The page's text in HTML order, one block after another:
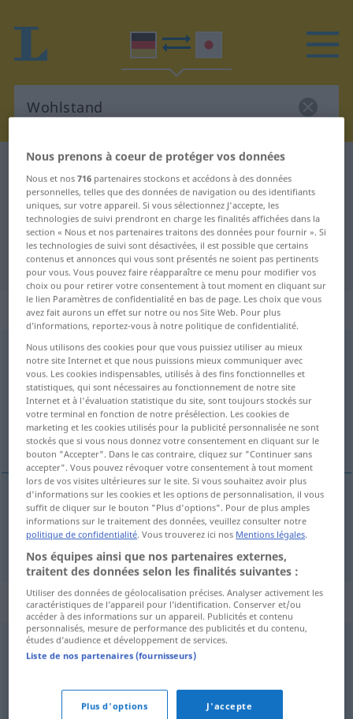
Dictionnaire Allemand-Japonais
Traduction Allemand-Japonais de
"Wohlstand"
"Wohlstand" - traduction Japonais
„Wohlstand“: männlich
Wohlstandm
Vue d'ensemble de toutes les traductions
(Pour plus d'informations, cliquez sur/touchez la traduction)
経済的な 豊かさ
(経済的な) 豊かさ [(keizai-teki na) yutakasa]
Wohlstand
Synonymes de "Wohlstand"
Pracht,Luxus,Aufwand
Reichtum,Vermögen,Guthaben
Nous prenons à coeur de protéger vos données
Nous et nos716 partenaires stockons et accédons à des données
personnelles, telles que des données de navigation ou des identifiants
uniques, sur votre appareil. Si vous sélectionnez J'accepte, les
technologies de suivi prendront en charge les finalités affichées dans la
section « Nous et nos partenaires traitons des données pour fournir ». Si
les technologies de suivi sont désactivées, il est possible que certains
contenus et annonces qui vous sont présentés ne soient pas pertinents
pour vous. Vous pouvez faire réapparaître ce menu pour modifier vos
choix ou pour retirer votre consentement à tout moment en cliquant sur
le lien Paramètres de confidentialité en bas de page. Les choix que vous
avez fait aurons un effet sur notre ou nos Site Web. Pour plus
d’informations, reportez-vous à notre politique de confidentialité.
Nous utilisons des cookies pour que vous puissiez utiliser au mieux
notre site Internet et que nous puissions mieux communiquer avec
vous. Les cookies indispensables, utilisés à des fins fonctionnelles et
statistiques, qui sont nécessaires au fonctionnement de notre site
Internet et à l'évaluation statistique du site, sont toujours stockés sur
votre terminal en fonction de notre présélection. Les cookies de
marketing et les cookies utilisés pour la publicité personnalisée ne sont
stockés que si vous nous donnez votre consentement en cliquant sur le
bouton "Accepter". Dans le cas contraire, cliquez sur "Continuer sans
accepter". Vous pouvez révoquer votre consentement à tout moment
lors de vos visites ultérieures sur le site. Si vous souhaitez avoir plus
d'informations sur les cookies et les options de personnalisation, il vous
suffit de cliquer sur le bouton "Plus d'options". Pour de plus amples
informations sur le traitement des données, veuillez consulter notre
politique de confidentialité. Vous trouverez ici nos Mentions légales.
Nos équipes ainsi que nos partenaires externes,
traitent des données selon les finalités suivantes :
Utiliser des données de géolocalisation précises. Analyser activement les
caractéristiques de l’appareil pour l’identification. Conserver et/ou
accéder à des informations sur un appareil. Publicités et contenu
personnalisés, mesure de performance des publicités et du contenu,
études d’audience et développement de services.
Liste de nos partenaires (fournisseurs)
Plus d'options J'accepte